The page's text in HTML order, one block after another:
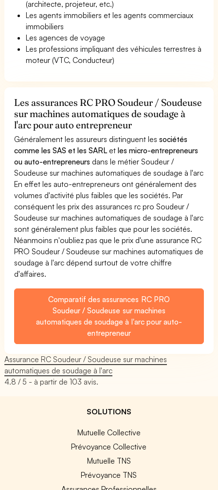
(architecte, projeteur, etc.)
Les agents immobiliers et les agents commerciaux
immobiliers
Les agences de voyage
Les professions impliquant des véhicules terrestres à
moteur (VTC, Conducteur)
Les assurances RC PRO Soudeur / Soudeuse
sur machines automatiques de soudage à
l'arc pour auto entrepreneur
Généralement les assureurs distinguent lessociétés
comme les SAS et les SARL etles micro-entrepreneurs
ou auto-entrepreneurs dans le métier Soudeur /
Soudeuse sur machines automatiques de soudage à l'arc
En effet les auto-entrepreneurs ont généralement des
volumes d'activité plus faibles que les sociétés. Par
conséquent les prix des assurances rc pro Soudeur /
Soudeuse sur machines automatiques de soudage à l'arc
sont généralement plus faibles que pour les sociétés.
Néanmoins n'oubliez pas que le prix d'une assurance RC
PRO Soudeur / Soudeuse sur machines automatiques de
soudage à l'arc dépend surtout de votre chiffre
d'affaires.
Comparatif des assurances RC PRO
Soudeur / Soudeuse sur machines
automatiques de soudage à l'arc pour auto-
entrepreneur
Assurance RC Soudeur / Soudeuse sur machines
automatiques de soudage à l'arc
4.8 / 5 - à partir de103 avis.
SOLUTIONS
Mutuelle Collective
Prévoyance Collective
Mutuelle TNS
Prévoyance TNS